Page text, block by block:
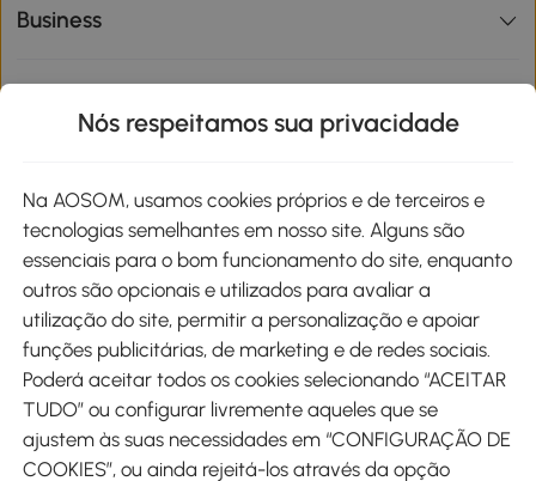
Business
Métodos de pagamento
Envio
Nós respeitamos sua privacidade
Na AOSOM, usamos cookies próprios e de terceiros e
tecnologias semelhantes em nosso site. Alguns são
essenciais para o bom funcionamento do site, enquanto
outros são opcionais e utilizados para avaliar a
utilização do site, permitir a personalização e apoiar
funções publicitárias, de marketing e de redes sociais.
Poderá aceitar todos os cookies selecionando “ACEITAR
TUDO” ou configurar livremente aqueles que se
ajustem às suas necessidades em “CONFIGURAÇÃO DE
COOKIES”, ou ainda rejeitá-los através da opção